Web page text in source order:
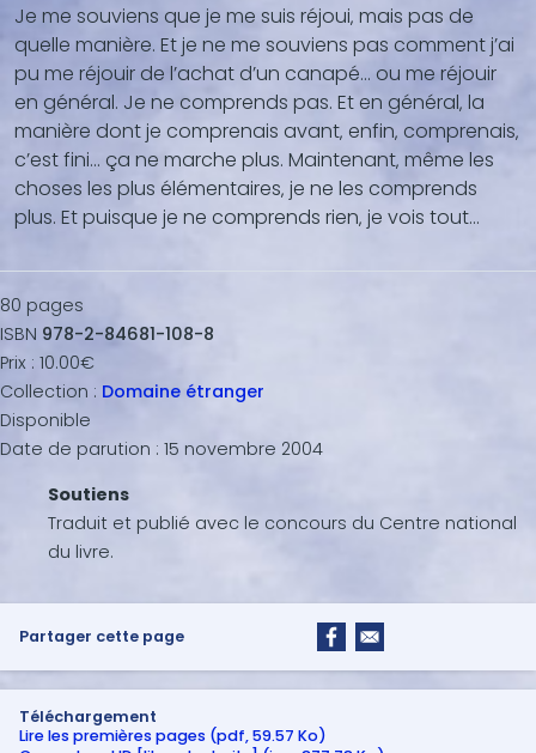
Blocs
de
contenu
(texte,
vidéo,
...)
Je me souviens que je me suis réjoui‚ mais pas de
quelle manière. Et je ne me souviens pas comment j’ai
pu me réjouir de l’achat d’un canapé… ou me réjouir
en général. Je ne comprends pas. Et en général‚ la
manière dont je comprenais avant‚ enfin‚ comprenais‚
c’est fini… ça ne marche plus. Maintenant‚ même les
choses les plus élémentaires‚ je ne les comprends
plus. Et puisque je ne comprends rien‚ je vois tout…
80 pages
ISBN 978-2-84681-108-8
Prix : 10.00€
Collection : Domaine étranger
Disponible
Date de parution : 15 novembre 2004
Soutiens
Traduit et publié avec le concours du Centre national
du livre.
Partager cette page
Téléchargement
Lire les premières pages (pdf, 59.57 Ko)